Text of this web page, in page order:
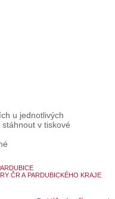
u jednotlivých
v tiskové
ČR A PARDUBICKÉHO KRAJE